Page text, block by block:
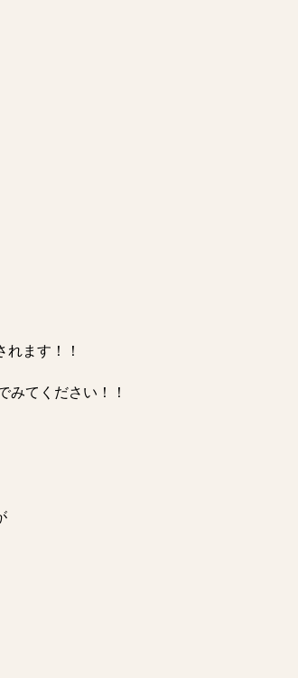
れます！！
てください！！